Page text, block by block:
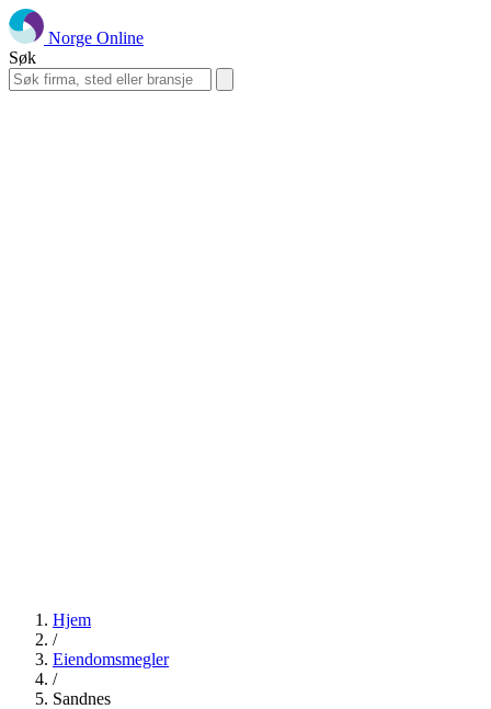
Norge Online
Søk
Hjem
/
Eiendomsmegler
/
Sandnes